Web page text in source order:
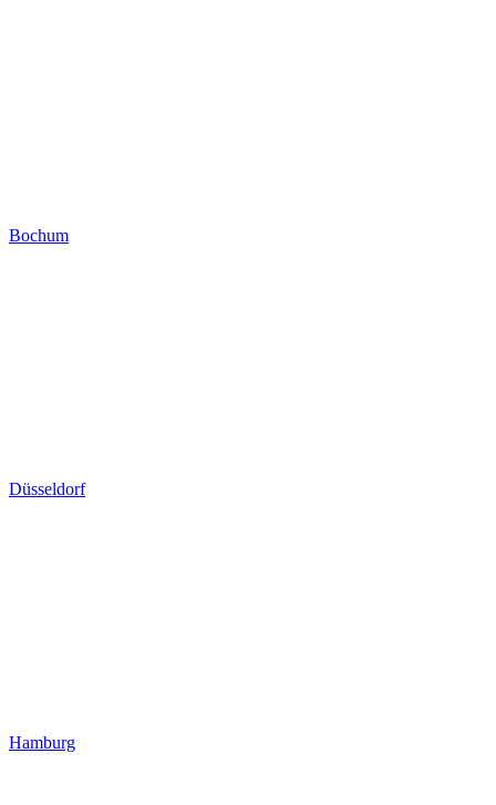
Bochum
Düsseldorf
Hamburg